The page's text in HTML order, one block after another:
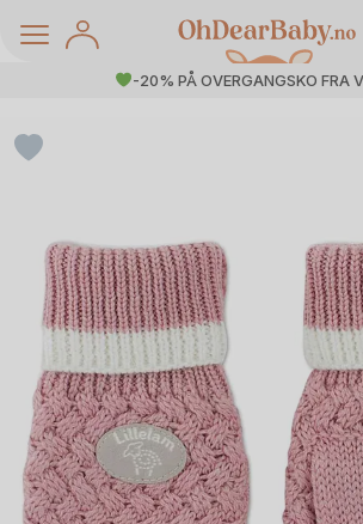
-20% PÅ OVERGANGSKO FRA
Salg